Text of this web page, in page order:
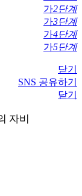
가2단계
가3단계
가4단계
가5단계
닫기
SNS 공유하기
닫기
자비